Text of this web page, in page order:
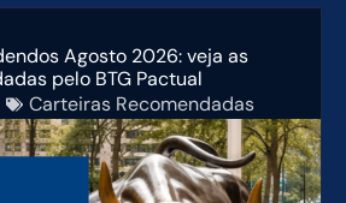
Agosto 2026: veja as
pelo BTG Pactual
Carteiras Recomendadas